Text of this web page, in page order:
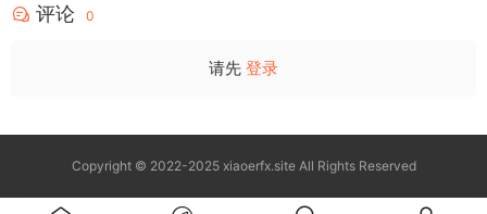
评论 0
请先 登录
Copyright © 2022-2025 xiaoerfx.site All Rights Reserved